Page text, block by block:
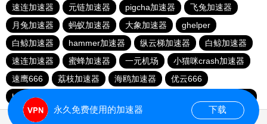
速连加速器
元链加速器 pigcha加速器
飞兔加速器
月兔加速器
蚂蚁加速器 大象加速器
ghelper
白鲸加速器
hammer加速器 纵云梯加速器
白鲸加速器
速连加速器
蜜蜂加速器 一元机场
小猫咪crash加速器
速鹰666
荔枝加速器 海鸥加速器
优云666
baacloud官网
bluelayer加速器
永久免费使用的加速器 下载